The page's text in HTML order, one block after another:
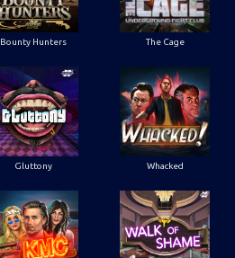
Bounty Hunters The Cage
Gluttony Whacked